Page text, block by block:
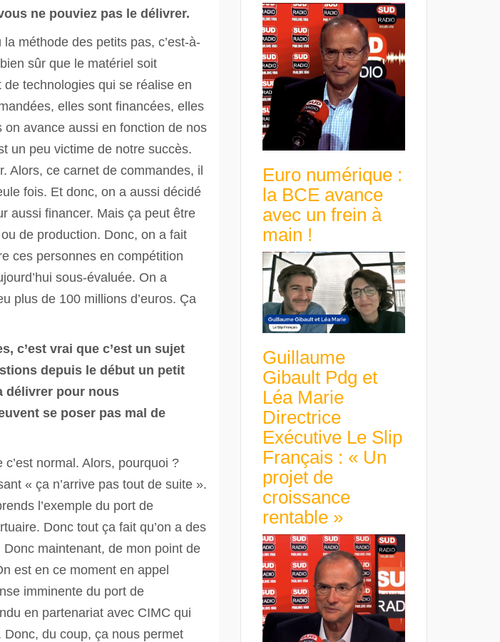
ne pouviez pas le délivrer.
méthode des petits pas, c’est-à-
sûr que le matériel soit
de technologies qui se réalise en
elles sont financées, elles
avance aussi en fonction de nos
un peu victime de notre succès.
Alors, ce carnet de commandes, il
fois. Et donc, on a aussi décidé
aussi financer. Mais ça peut être
de production. Donc, on a fait
ces personnes en compétition
sous-évaluée. On a
plus de 100 millions d’euros. Ça
c’est vrai que c’est un sujet
depuis le début un petit
délivrer pour nous
se poser pas mal de
normal. Alors, pourquoi ?
« ça n’arrive pas tout de suite ».
l’exemple du port de
Donc tout ça fait qu’on a des
maintenant, de mon point de
est en ce moment en appel
imminente du port de
en partenariat avec CIMC qui
du coup, ça nous permet
Euro numérique :
la BCE avance
avec un frein à
main !
Guillaume
Gibault Pdg et
Léa Marie
Directrice
Exécutive Le Slip
Français : « Un
projet de
croissance
rentable »